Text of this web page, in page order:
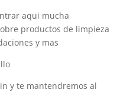
aqui mucha
productos de limpieza
y mas
y te mantendremos al